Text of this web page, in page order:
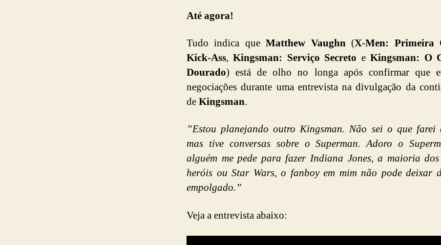
Até agora!
Tudo indica queMatthew Vaughn(X-Men: Primeira
Kick-Ass,Kingsman: Serviço Secreto eKingsman: O
Dourado) está de olho no longa após confirmar que
negociações durante uma entrevista na divulgação da
deKingsman.
”Estou planejando outro Kingsman. Não sei o que farei
mas tive conversas sobre o Superman. Adoro o
alguém me pede para fazer Indiana Jones, a maioria
heróis ou Star Wars, o fanboy em mim não pode deixar
empolgado.”
Veja a entrevista abaixo: